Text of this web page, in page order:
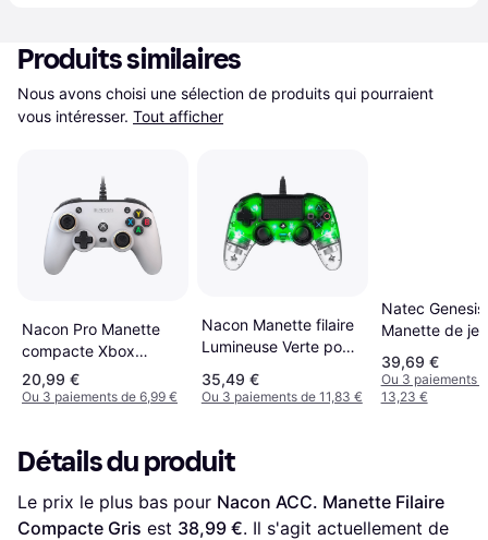
Produits similaires
Nous avons choisi une sélection de produits qui pourraient
vous intéresser. Tout afficher
Nacon Pro Manette
compacte Xbox
Series/Xbox/PC Blanc
20,99 €
Ou 3 paiements de 6,99 €
Nacon Manette filaire
Lumineuse Verte pour
35,49 €
Ou 3 paiements de 11,83 €
Natec Genesis
Manette de
PV65 PS3/PC
39,69 €
Ou 3 paiements
13,23 €
Détails du produit
Le prix le plus bas pour Nacon ACC. Manette Filaire
Compacte Gris est 38,99 €. Il s'agit actuellement de